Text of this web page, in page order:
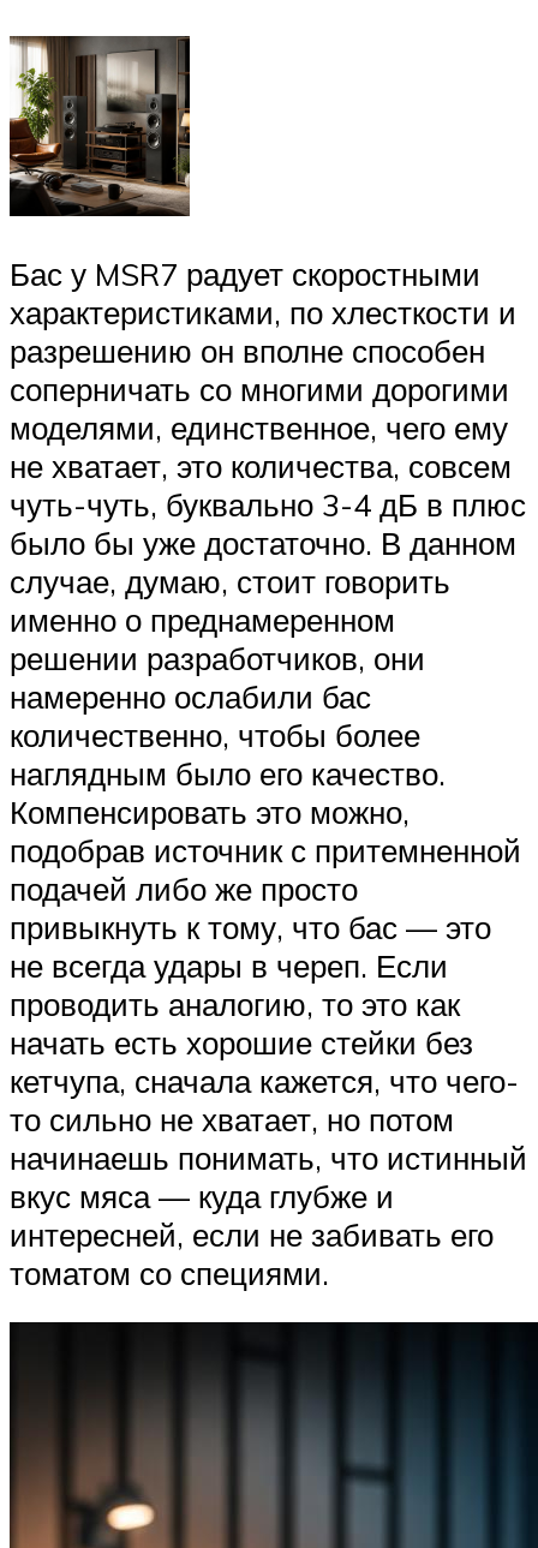
Бас у MSR7 радует скоростными
характеристиками, по хлесткости и
разрешению он вполне способен
соперничать со многими дорогими
моделями, единственное, чего ему
не хватает, это количества, совсем
чуть-чуть, буквально 3-4 дБ в плюс
было бы уже достаточно. В данном
случае, думаю, стоит говорить
именно о преднамеренном
решении разработчиков, они
намеренно ослабили бас
количественно, чтобы более
наглядным было его качество.
Компенсировать это можно,
подобрав источник с притемненной
подачей либо же просто
привыкнуть к тому, что бас — это
не всегда удары в череп. Если
проводить аналогию, то это как
начать есть хорошие стейки без
кетчупа, сначала кажется, что чего-
то сильно не хватает, но потом
начинаешь понимать, что истинный
вкус мяса — куда глубже и
интересней, если не забивать его
томатом со специями.